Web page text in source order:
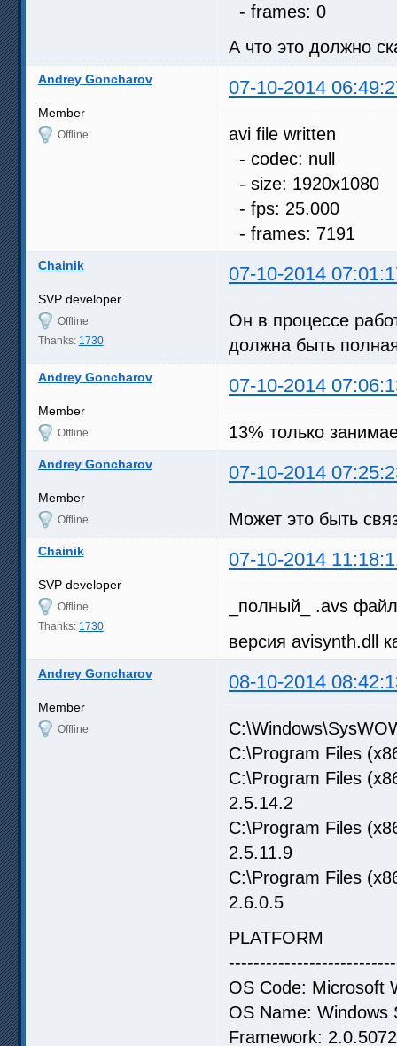
- frames: 0
А что это должно
Andrey Goncharov 07-10-2014
Member
Offline
avi file written
- codec: null
- size: 1920x1080
- fps: 25.000
- frames: 7191
Chainik 07-10-2014
SVP developer
Offline
Thanks: 1730
Он в процессе
должна быть
Andrey Goncharov 07-10-2014
Member
Offline 13% только
Andrey Goncharov 07-10-2014
Member
Offline Может это быть
Chainik 07-10-2014
SVP developer
Offline
Thanks: 1730
_полный_ .avs
версия avisynth.dll
Andrey Goncharov 08-10-2014
Member
Offline
C:\Program Files
C:\Program Files
2.5.14.2
C:\Program Files
2.5.11.9
C:\Program Files
2.6.0.5
PLATFORM
OS Code: Microsoft
OS Name: Windows
Framework: